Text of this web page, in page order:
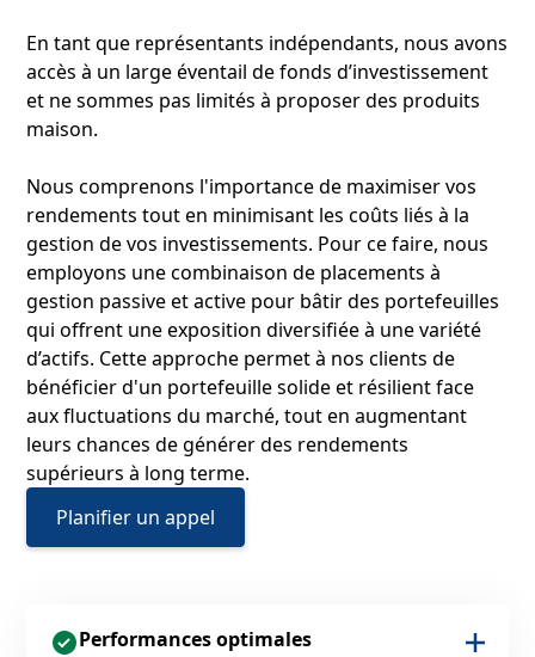
En tant que représentants indépendants, nous avons
accès à un large éventail de fonds d’investissement
et ne sommes pas limités à proposer des produits
maison.
Nous comprenons l'importance de maximiser vos
rendements tout en minimisant les coûts liés à la
gestion de vos investissements. Pour ce faire, nous
employons une combinaison de placements à
gestion passive et active pour bâtir des portefeuilles
qui offrent une exposition diversifiée à une variété
d’actifs. Cette approche permet à nos clients de
bénéficier d'un portefeuille solide et résilient face
aux fluctuations du marché, tout en augmentant
leurs chances de générer des rendements
supérieurs à long terme.
Planifier un appel
Performances optimales